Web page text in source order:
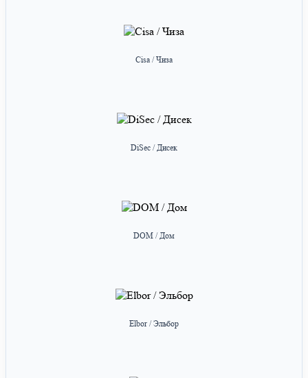
Cisa / Чиза
DiSec / Дисек
DOM / Дом
Elbor / Эльбор